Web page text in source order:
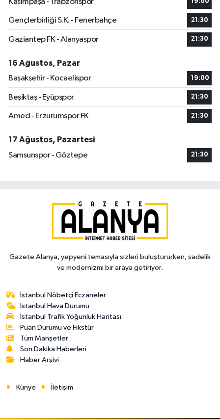
19:00
Gençlerbirliği S.K. - Fenerbahçe 21:30
Gaziantep FK - Alanyaspor 21:30
16 Ağustos, Pazar
Başakşehir - Kocaelispor
19:00
Beşiktaş - Eyüpspor 21:30
Amed - Erzurumspor FK 21:30
17 Ağustos, Pazartesi
Samsunspor - Göztepe
21:30
Gazete Alanya, yepyeni temasıyla sizleri buluştururken, sadelik
ve modernizmi bir araya getiriyor.
İstanbul Nöbetçi Eczaneler
İstanbul Hava Durumu
İstanbul Trafik Yoğunluk Haritası
Puan Durumu ve Fikstür
Tüm Manşetler
Son Dakika Haberleri
Haber Arşivi
Künye İletişim